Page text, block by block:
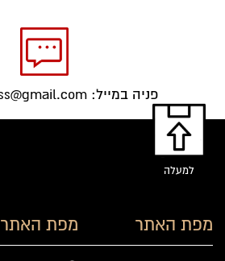
פניה במייל: fiixdeliveriess@gmail.com
למעלה
מפת האתר מפת האתר